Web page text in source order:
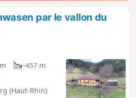
par le vallon du
-457 m
(Haut-Rhin)